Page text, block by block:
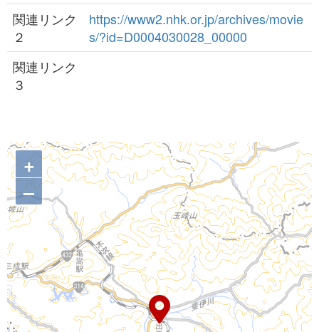
関連リンク
２
https://www2.nhk.or.jp/archives/movie
s/?id=D0004030028_00000
関連リンク
３
+
–